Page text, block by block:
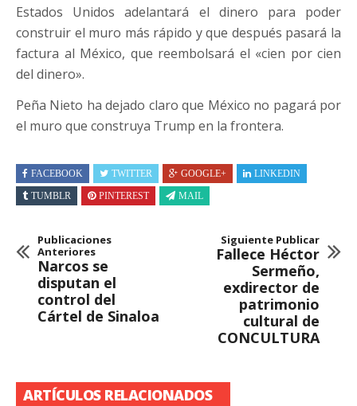
Estados Unidos adelantará el dinero para poder
construir el muro más rápido y que después pasará la
factura al México, que reembolsará el «cien por cien
del dinero».
Peña Nieto ha dejado claro que México no pagará por
el muro que construya Trump en la frontera.
FACEBOOK TWITTER GOOGLE+
LINKEDIN
TUMBLR
PINTEREST MAIL
Publicaciones
Anteriores
Narcos se
disputan el
control del
Cártel de Sinaloa
Siguiente Publicar
Fallece Héctor
Sermeño,
exdirector de
patrimonio
cultural de
CONCULTURA
ARTÍCULOS RELACIONADOS